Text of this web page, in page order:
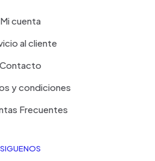
Mi cuenta
al cliente
Contacto
y condiciones
Frecuentes
SIGUENOS